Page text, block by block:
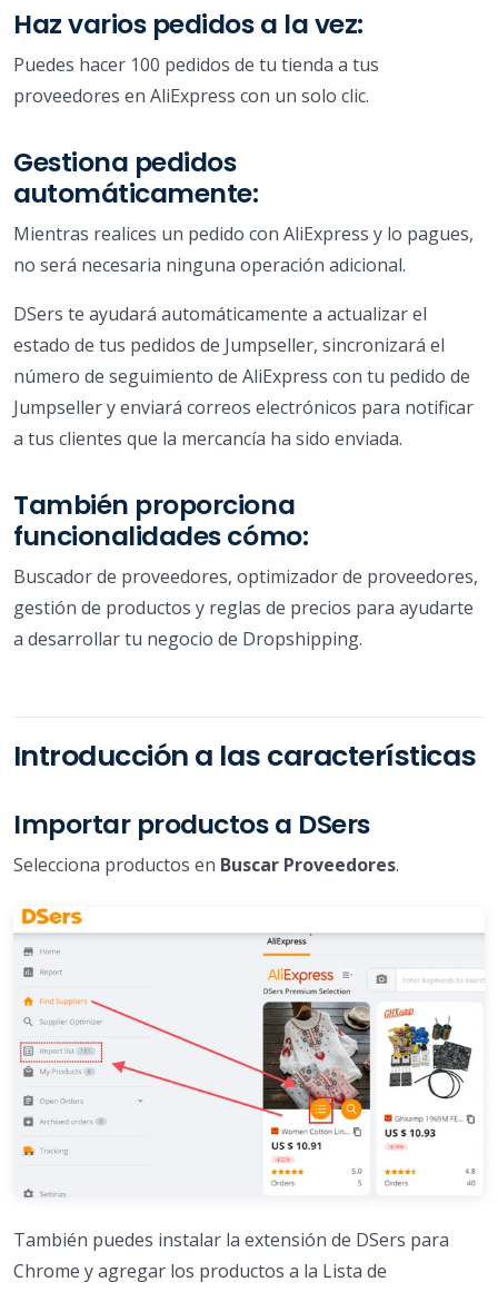
Haz varios pedidos a la vez:
Puedes hacer 100 pedidos de tu tienda a tus
proveedores en AliExpress con un solo clic.
Gestiona pedidos
automáticamente:
Mientras realices un pedido con AliExpress y lo pagues,
no será necesaria ninguna operación adicional.
DSers te ayudará automáticamente a actualizar el
estado de tus pedidos de Jumpseller, sincronizará el
número de seguimiento de AliExpress con tu pedido de
Jumpseller y enviará correos electrónicos para notificar
a tus clientes que la mercancía ha sido enviada.
También proporciona
funcionalidades cómo:
Buscador de proveedores, optimizador de proveedores,
gestión de productos y reglas de precios para ayudarte
a desarrollar tu negocio de Dropshipping.
Introducción a las características
Importar productos a DSers
Selecciona productos en Buscar Proveedores.
También puedes instalar la extensión de DSers para
Chrome y agregar los productos a la Lista de